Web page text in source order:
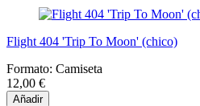
Flight 404 'Trip To Moon' (chico)
Formato: Camiseta
12,00 €
Añadir